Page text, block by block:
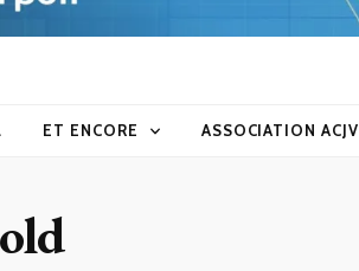
ET ENCORE ASSOCIATION ACJV